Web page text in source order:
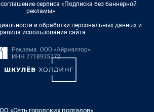
сервиса «Подписка без баннерной
рекламы»
и обработки персональных данных и
использования сайта
«Сеть городских порталов»